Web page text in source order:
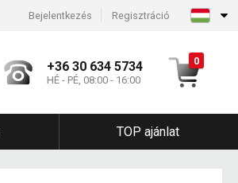
Bejelentkezés Regisztráció
+36 30 634 5734
HÉ - PÉ, 08:00 - 16:00
0
TOP ajánlat